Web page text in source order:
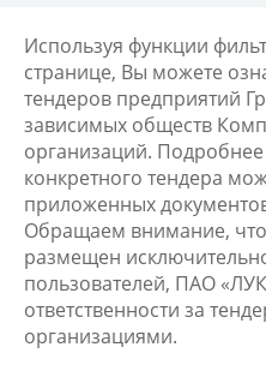
Используя функции
странице, Вы можете
тендеров предприятий
зависимых обществ
организаций.
конкретного тендера
приложенных
Обращаем внимание,
размещен
пользователей, ПАО
ответственности за
организациями.